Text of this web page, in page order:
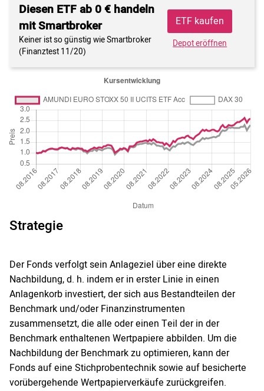
Diesen ETF ab 0 € handeln
mit Smartbroker
Keiner ist so günstig wie Smartbroker
(Finanztest 11/20)
ETF kaufen
Depot eröffnen
Strategie
Der Fonds verfolgt sein Anlageziel über eine direkte
Nachbildung, d. h. indem er in erster Linie in einen
Anlagenkorb investiert, der sich aus Bestandteilen der
Benchmark und/oder Finanzinstrumenten
zusammensetzt, die alle oder einen Teil der in der
Benchmark enthaltenen Wertpapiere abbilden. Um die
Nachbildung der Benchmark zu optimieren, kann der
Fonds auf eine Stichprobentechnik sowie auf besicherte
vorübergehende Wertpapierverkäufe zurückgreifen.